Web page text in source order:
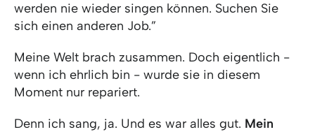
werden nie wieder singen können. Suchen Sie
sich einen anderen Job.”
Meine Welt brach zusammen. Doch eigentlich -
wenn ich ehrlich bin - wurde sie in diesem
Moment nur repariert.
Denn ich sang, ja. Und es war alles gut. Mein